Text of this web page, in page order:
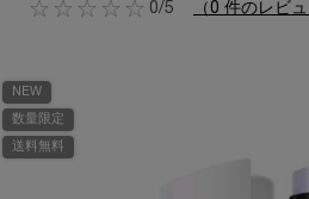
0/5 （0 件のレビ
NEW
数量限定
送料無料